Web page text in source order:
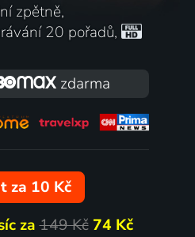
zpětně,
20 pořadů,
zdarma
za 10 Kč
za149 Kč 74 Kč